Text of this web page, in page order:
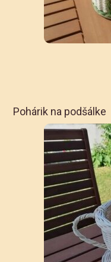
Pohárik na podšálke